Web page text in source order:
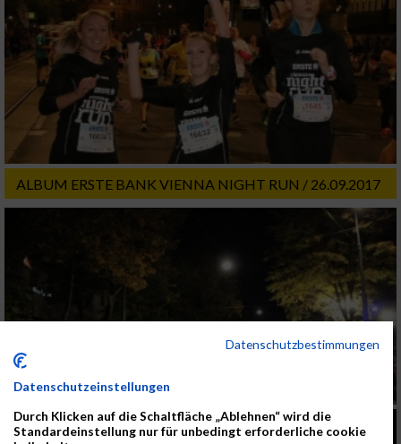
ALBUM ERSTE BANK VIENNA NIGHT RUN / 26.09.2017
Datenschutzbestimmungen
Datenschutzeinstellungen
Durch Klicken auf die Schaltfläche „Ablehnen“ wird die
Standardeinstellung nur für unbedingt erforderliche cookie